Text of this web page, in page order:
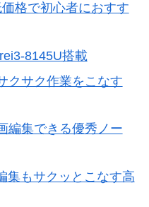
格で初心者におすす
8145U搭載
クサク作業をこなす
編集できる優秀ノー
集もサクッとこなす高